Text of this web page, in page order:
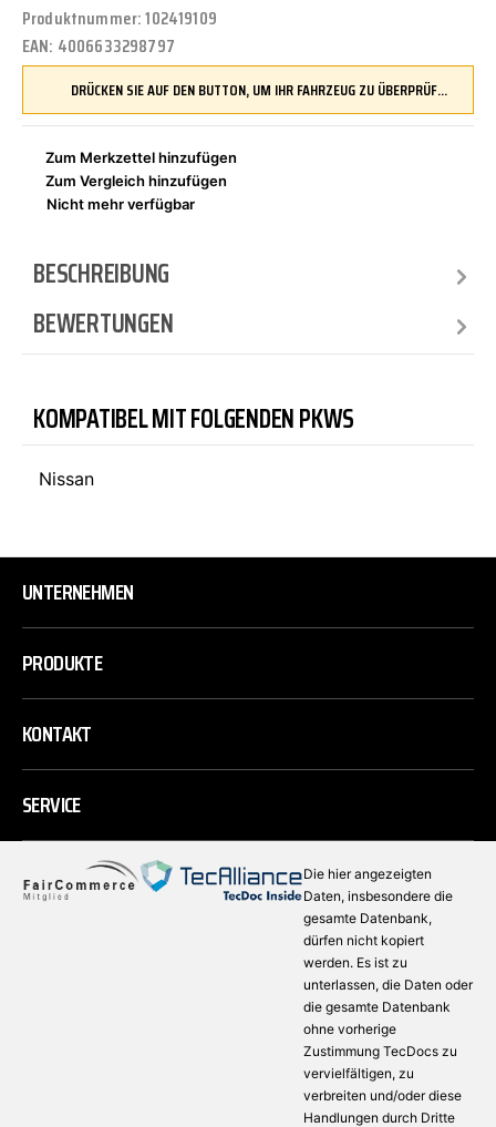
Produktnummer:102419109
EAN: 4006633298797
DRÜCKEN SIE AUF DEN BUTTON, UM IHR FAHRZEUG ZU ÜBERPRÜFEN UND SICHERZUSTELLEN, DASS DIESES TEIL KOMPATIBEL IST, BEVOR SIE ES BESTELLEN
Zum Merkzettel hinzufügen
Zum Vergleich hinzufügen
Nicht mehr verfügbar
BESCHREIBUNG
BEWERTUNGEN
KOMPATIBEL MIT FOLGENDEN PKWS
Nissan
UNTERNEHMEN
PRODUKTE
KONTAKT
SERVICE
Die hier angezeigten
Daten, insbesondere die
gesamte Datenbank,
dürfen nicht kopiert
werden. Es ist zu
unterlassen, die Daten oder
die gesamte Datenbank
ohne vorherige
Zustimmung TecDocs zu
vervielfältigen, zu
verbreiten und/oder diese
Handlungen durch Dritte